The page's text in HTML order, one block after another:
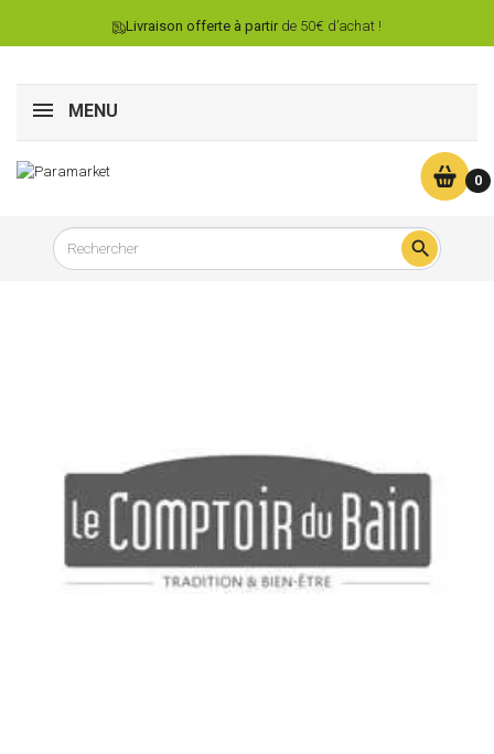
Livraison offerte à partirde 50€ d’achat !
MENU
0
